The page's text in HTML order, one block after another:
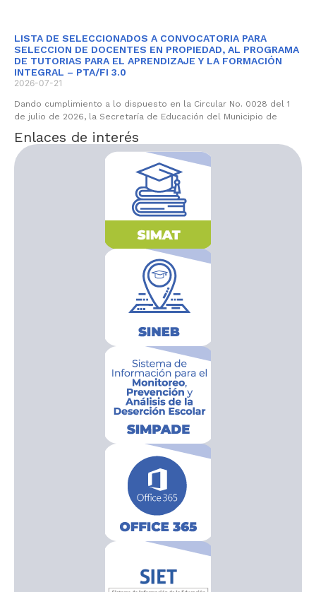
LISTA DE SELECCIONADOS A CONVOCATORIA PARA
SELECCION DE DOCENTES EN PROPIEDAD, AL PROGRAMA
DE TUTORIAS PARA EL APRENDIZAJE Y LA FORMACIÓN
INTEGRAL – PTA/FI 3.0
2026-07-21
Dando cumplimiento a lo dispuesto en la Circular No. 0028 del 1
de julio de 2026, la Secretaría de Educación del Municipio de
Enlaces de interés